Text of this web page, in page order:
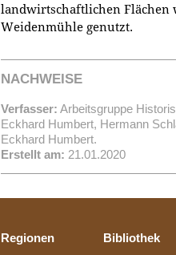
landwirtschaftlichen Flächen
Weidenmühle genutzt.
NACHWEISE
Verfasser: Arbeitsgruppe
Eckhard Humbert, Hermann
Eckhard Humbert.
Erstellt am: 21.01.2020
Regionen Bibliothek